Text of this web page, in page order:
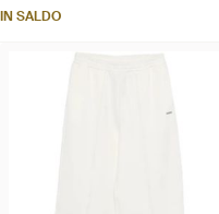
IN SALDO